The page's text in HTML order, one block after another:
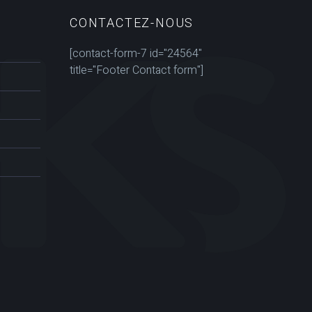
CONTACTEZ-NOUS
[contact-form-7 id="24564"
title="Footer Contact form"]